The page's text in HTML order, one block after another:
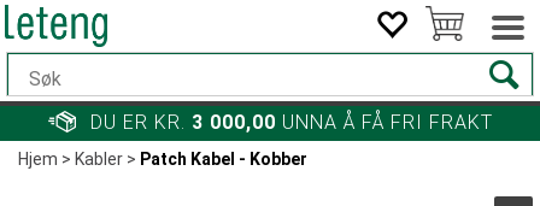
DU ER KR. 3 000,00 UNNA Å FÅ FRI FRAKT
Hjem>Kabler> Patch Kabel - Kobber